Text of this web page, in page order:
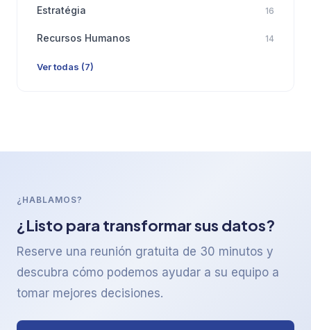
Estratégia 16
Recursos Humanos 14
Ver todas (7)
¿HABLAMOS?
¿Listo para transformar sus datos?
Reserve una reunión gratuita de 30 minutos y
descubra cómo podemos ayudar a su equipo a
tomar mejores decisiones.